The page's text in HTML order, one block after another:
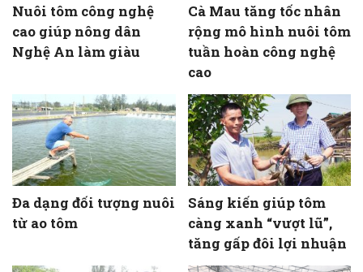
Nuôi tôm công nghệ
cao giúp nông dân
Nghệ An làm giàu
Cà Mau tăng tốc nhân
rộng mô hình nuôi tôm
tuần hoàn công nghệ
cao
Đa dạng đối tượng nuôi
từ ao tôm
Sáng kiến giúp tôm
càng xanh “vượt lũ”,
tăng gấp đôi lợi nhuận